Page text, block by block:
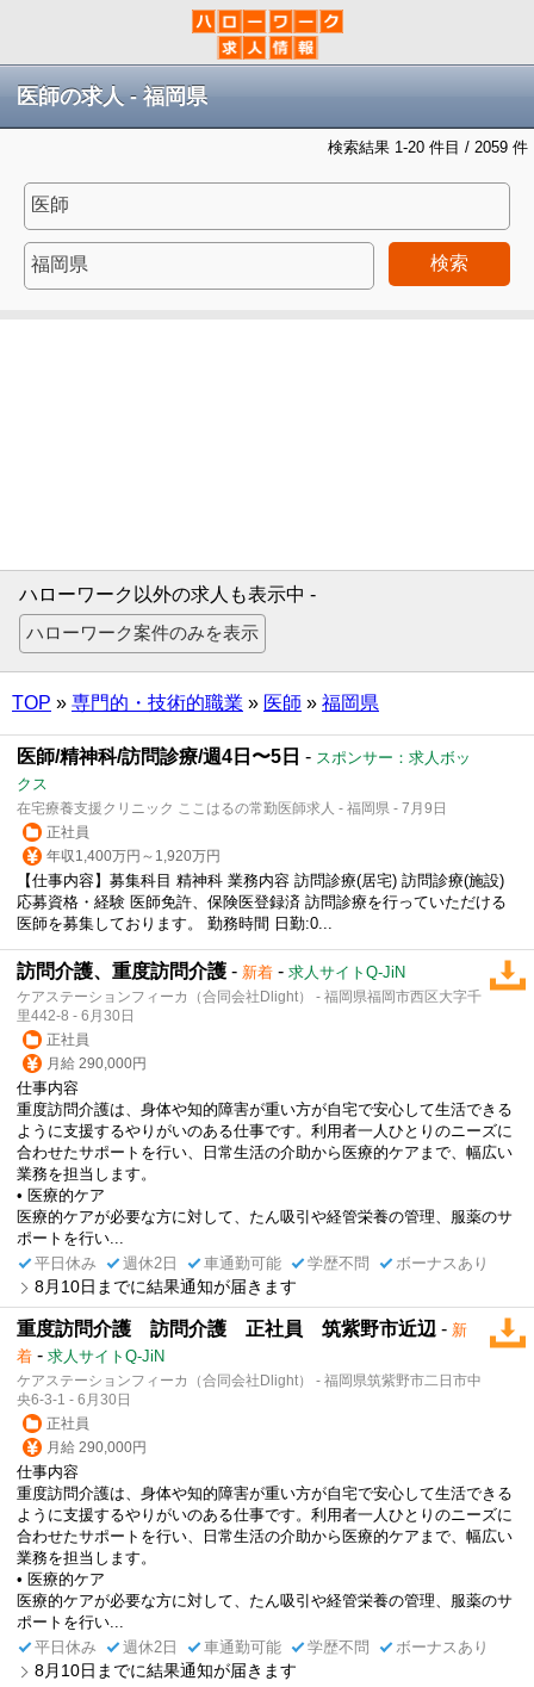
医師の求人 - 福岡県
検索結果 1-20 件目 / 2059 件
検索
ハローワーク以外の求人も表示中 -
TOP » 専門的・技術的職業 » 医師 » 福岡県
医師/精神科/訪問診療/週4日〜5日 - スポンサー：求人ボッ
クス
在宅療養支援クリニック ここはるの常勤医師求人 - 福岡県 - 7月9日
正社員
年収1,400万円～1,920万円
【仕事内容】募集科目 精神科 業務内容 訪問診療(居宅) 訪問診療(施設)
応募資格・経験 医師免許、保険医登録済 訪問診療を行っていただける
医師を募集しております。 勤務時間 日勤:0...
訪問介護、重度訪問介護 - 新着 - 求人サイトQ-JiN
ケアステーションフィーカ（合同会社Dlight） - 福岡県福岡市西区大字千
里442-8 - 6月30日
正社員
月給 290,000円
仕事内容
重度訪問介護は、身体や知的障害が重い方が自宅で安心して生活できる
ように支援するやりがいのある仕事です。利用者一人ひとりのニーズに
合わせたサポートを行い、日常生活の介助から医療的ケアまで、幅広い
業務を担当します。
• 医療的ケア
医療的ケアが必要な方に対して、たん吸引や経管栄養の管理、服薬のサ
ポートを行い...
平日休み
週休2日 車通勤可能 学歴不問 ボーナスあり
8月10日までに結果通知が届きます
重度訪問介護 訪問介護 正社員 筑紫野市近辺 - 新
着 - 求人サイトQ-JiN
ケアステーションフィーカ（合同会社Dlight） - 福岡県筑紫野市二日市中
央6-3-1 - 6月30日
正社員
月給 290,000円
仕事内容
重度訪問介護は、身体や知的障害が重い方が自宅で安心して生活できる
ように支援するやりがいのある仕事です。利用者一人ひとりのニーズに
合わせたサポートを行い、日常生活の介助から医療的ケアまで、幅広い
業務を担当します。
• 医療的ケア
医療的ケアが必要な方に対して、たん吸引や経管栄養の管理、服薬のサ
ポートを行い...
平日休み
週休2日 車通勤可能 学歴不問 ボーナスあり
8月10日までに結果通知が届きます